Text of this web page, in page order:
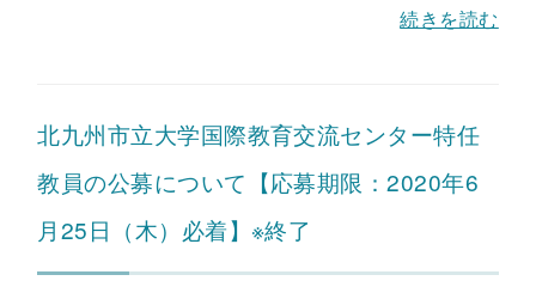
続きを読む
北九州市立大学国際教育交流センター特任
教員の公募について【応募期限：2020年6
月25日（木）必着】※終了